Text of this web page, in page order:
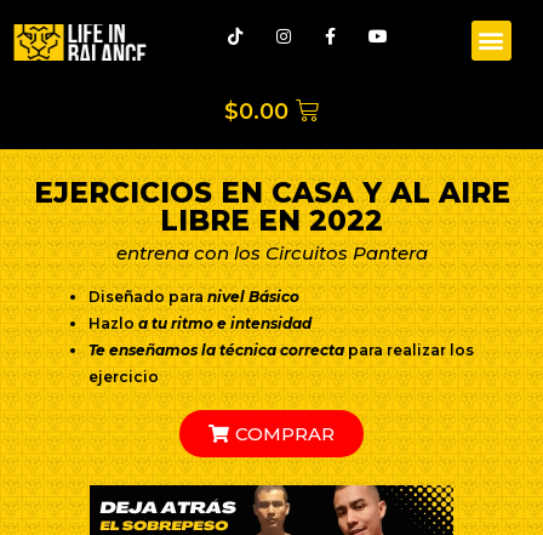
$0.00
EJERCICIOS EN CASA Y AL AIRE
LIBRE EN 2022
entrena con los Circuitos Pantera
Diseñado paranivel Básico
Hazloa tu ritmo e intensidad
Te enseñamos la técnica correctapara realizar los
ejercicio
COMPRAR